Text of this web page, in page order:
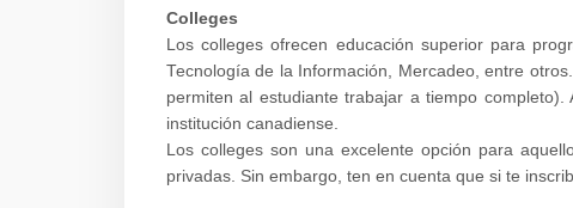
Colleges
Los colleges ofrecen educación superior para
Tecnología de la Información, Mercadeo, entre
permiten al estudiante trabajar a tiempo
institución canadiense.
Los colleges son una excelente opción para
privadas. Sin embargo, ten en cuenta que si te